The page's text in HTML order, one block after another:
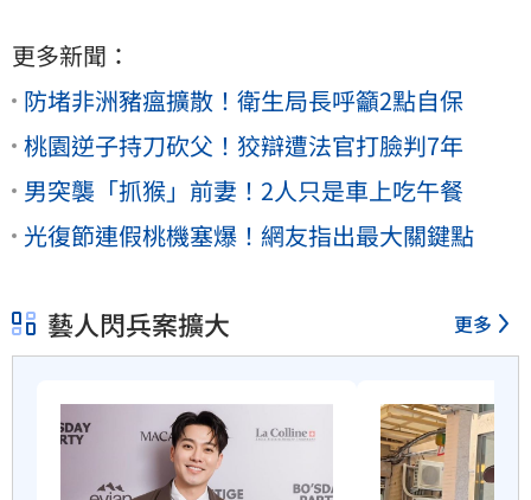
更多新聞：
防堵非洲豬瘟擴散！衛生局長呼籲2點自保
桃園逆子持刀砍父！狡辯遭法官打臉判7年
男突襲「抓猴」前妻！2人只是車上吃午餐
光復節連假桃機塞爆！網友指出最大關鍵點
藝人閃兵案擴大 更多